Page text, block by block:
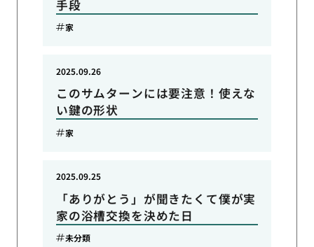
手段
家
このサムターンには要注意！使えな
い鍵の形状
2025.09.26
家
「ありがとう」が聞きたくて僕が実
家の浴槽交換を決めた日
2025.09.25
未分類